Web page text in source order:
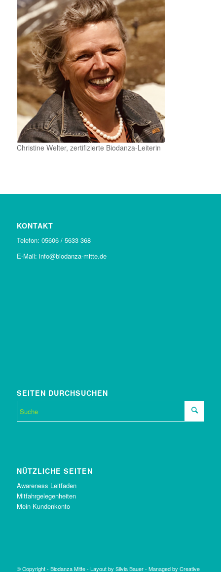
Christine Welter, zertifizierte Biodanza-Leiterin
KONTAKT
Telefon: 05606 / 5633 368
E-Mail: info@biodanza-mitte.de
SEITEN DURCHSUCHEN
NÜTZLICHE SEITEN
Awareness Leitfaden
Mitfahrgelegenheiten
Mein Kundenkonto
© Copyright - Biodanza Mitte- Layout by Silvia Bauer- Managed by Creative